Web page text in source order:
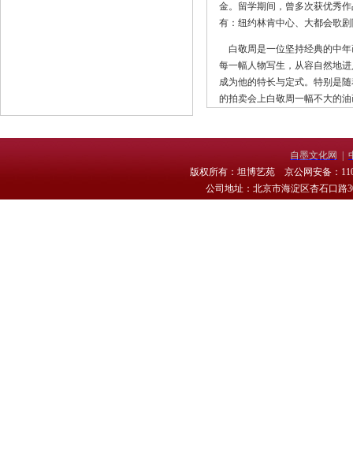
金。留学期间，曾多次获优秀
有：纽约林肯中心、大都会歌
白敬周是一位坚持经典的中年
每一幅人物写生，从容自然地
成为他的特长与定式。特别是
的拍卖会上白敬周一幅不大的
自墨文化网
版权所有：坦博艺苑 京公网安备：
公司地址：北京市海淀区杏石口路